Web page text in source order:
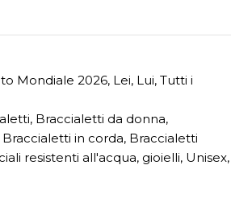
Mondiale 2026, Lei, Lui, Tutti i
, Braccialetti da donna,
Braccialetti in corda, Braccialetti
resistenti all'acqua, gioielli, Unisex,